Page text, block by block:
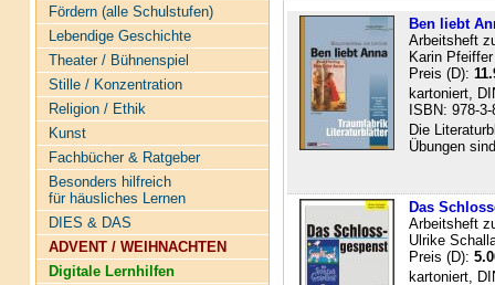
Fördern (alle Schulstufen)
Lebendige Geschichte
Theater / Bühnenspiel
Stille / Konzentration
Religion / Ethik
Kunst
Fachbücher & Ratgeber
Besonders hilfreich
für häusliches Lernen
DIES & DAS
ADVENT / WEIHNACHTEN
Digitale Lernhilfen
Ben liebt
Arbeitsheft
Karin Pfeiffer
Preis (D):
kartoniert,
ISBN: 978-
Die
Übungen
Das
Arbeitsheft
Ulrike
Preis (D):
kartoniert,